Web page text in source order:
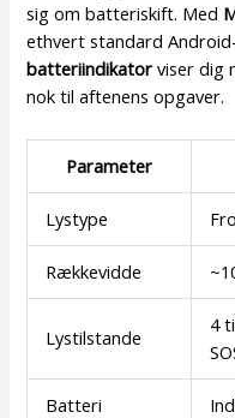
sig om batteriskift. Med
ethvert standard
batteriindikator viser dig
nok til aftenens opgaver.
Parameter
Lystype
Rækkevidde
Lystilstande
4
Batteri